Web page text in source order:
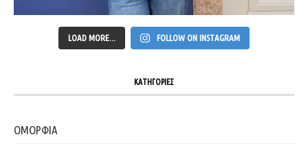
LOAD MORE... FOLLOW ON INSTAGRAM
ΚΑΤΗΓΟΡΙΕΣ
ΟΜΟΡΦΙΑ